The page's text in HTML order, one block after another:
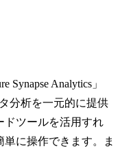
Analytics」
分析を一元的に提供
ドツールを活用すれ
に操作できます。ま